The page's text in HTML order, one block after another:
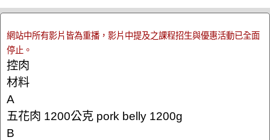
網站中所有影片皆為重播，影片中提及之課程招生與優惠活動已全面
停止。
控肉
材料
A
五花肉 1200公克 pork belly 1200g
B